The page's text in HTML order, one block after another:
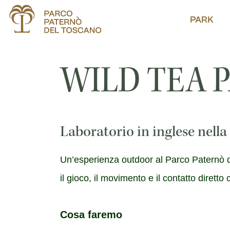
PARK
WILD TEA
Laboratorio in inglese
Un’esperienza outdoor al Parco
il gioco, il movimento e il contatto diretto
Cosa faremo